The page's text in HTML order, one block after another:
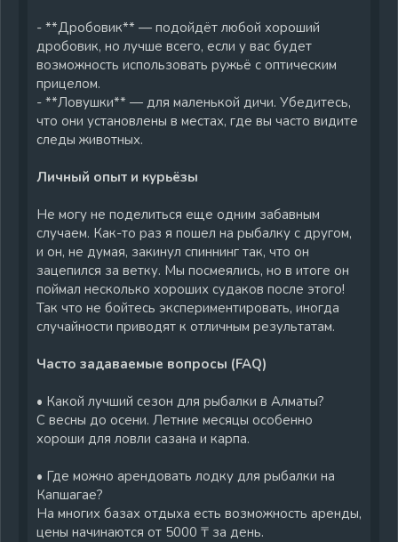
- **Дробовик** — подойдёт любой хороший
дробовик, но лучше всего, если у вас будет
возможность использовать ружьё с оптическим
прицелом.
- **Ловушки** — для маленькой дичи. Убедитесь,
что они установлены в местах, где вы часто видите
следы животных.
Личный опыт и курьёзы
Не могу не поделиться еще одним забавным
случаем. Как-то раз я пошел на рыбалку с другом,
и он, не думая, закинул спиннинг так, что он
зацепился за ветку. Мы посмеялись, но в итоге он
поймал несколько хороших судаков после этого!
Так что не бойтесь экспериментировать, иногда
случайности приводят к отличным результатам.
Часто задаваемые вопросы (FAQ)
• Какой лучший сезон для рыбалки в Алматы?
С весны до осени. Летние месяцы особенно
хороши для ловли сазана и карпа.
• Где можно арендовать лодку для рыбалки на
Капшагае?
На многих базах отдыха есть возможность аренды,
цены начинаются от 5000 ₸ за день.